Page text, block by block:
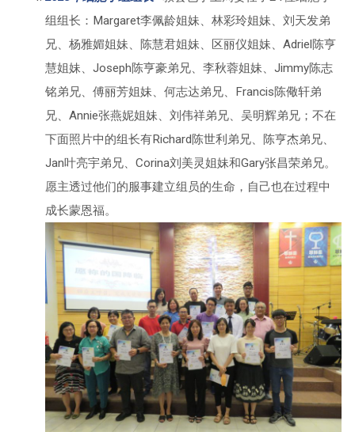
组组长：Margaret李佩龄姐妹、林彩玲姐妹、刘天发弟
兄、杨雅媚姐妹、陈慧君姐妹、区丽仪姐妹、Adriel陈亨
慧姐妹、Joseph陈亨豪弟兄、李秋蓉姐妹、Jimmy陈志
铭弟兄、傅丽芳姐妹、何志达弟兄、Francis陈儆轩弟
兄、Annie张燕妮姐妹、刘伟祥弟兄、吴明辉弟兄；不在
下面照片中的组长有Richard陈世利弟兄、陈亨杰弟兄、
Jan叶亮宇弟兄、Corina刘美灵姐妹和Gary张昌荣弟兄。
愿主透过他们的服事建立组员的生命，自己也在过程中
成长蒙恩福。